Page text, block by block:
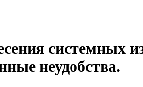
системных
неудобства.